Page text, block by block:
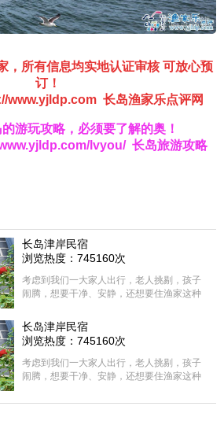
，所有信息均实地认证审核 可放心预
订！
www.yjldp.com 长岛渔家乐点评网
游玩攻略，必须要了解的奥！
lvyou/ 长岛旅游攻略
长岛津岸民宿
浏览热度：745160次
考虑到我们一大家人出行，老人挑剔，孩子
闹腾，想要干净、安静，还想要住渔家这种
选择津岸民宿，实际体验客房很干净，饭菜
方面家里老人也很满意，整体饭菜给搭配的
很好，每顿饭也不重样的，海鲜确实是非常
的新鲜呢，另外值得一提的是，他家的海菜
包子非常好吃。 其实长岛可选的酒店、民宿
各不相同，可以根据自己的喜好选择。非常
长岛津岸民宿
浏览热度：745160次
考虑到我们一大家人出行，老人挑剔，孩子
闹腾，想要干净、安静，还想要住渔家这种
选择津岸民宿，实际体验客房很干净，饭菜